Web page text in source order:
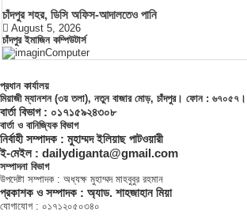
চাঁদপুর শহর, ডিসি অফিস-আদালতেও পানি
August 5, 2026
চাঁদপুর ইমাজিন কম্পিউটার্স
প্রধান কার্যালয়
মিয়াজী ম্যানশন (৩য় তলা), নতুন বাজার মোড়, চাঁদপুর। ফোন : ৬৭০৫৭।
বার্তা বিভাগ : ০১৭১৫৯২৪৩০৮
বার্তা ও বানিজ্যিক বিভাগ
নির্বাহী সম্পাদক : মুহাম্মদ ইলিয়াছ পাটওয়ারী
ই-মেইল : dailydiganta@gmail.com
সম্পাদনা বিভাগ
উপদেষ্টা সম্পাদক : অধ্যক্ষ মুহাম্মদ মাহবুবুর রহমান
প্রকাশক ও সম্পাদক : অ্যাড. শাহজাহান মিয়া
যোগাযোগ : ০১৭১২০৫০৩৪০